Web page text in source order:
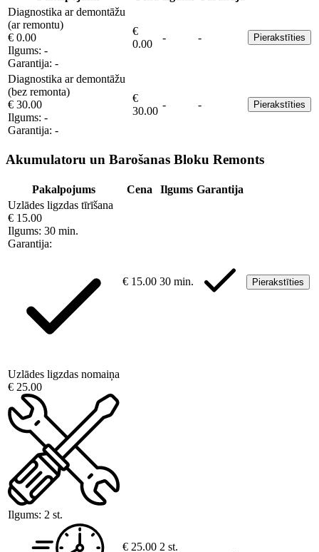
Diagnostika ar demontāžu
(ar remontu)
€ 0.00
Ilgums: -
Garantija: -
€
0.00
- - Pierakstīties
Diagnostika ar demontāžu
(bez remonta)
€ 30.00
Ilgums: -
Garantija: -
€
30.00
- - Pierakstīties
Akumulatoru un Barošanas Bloku Remonts
Pakalpojums Cena Ilgums Garantija
Uzlādes ligzdas tīrīšana
€ 15.00
Ilgums: 30 min.
Garantija:
€ 15.00 30 min. Pierakstīties
Uzlādes ligzdas nomaiņa
€ 25.00
Ilgums: 2 st.
€ 25.00 2 st.